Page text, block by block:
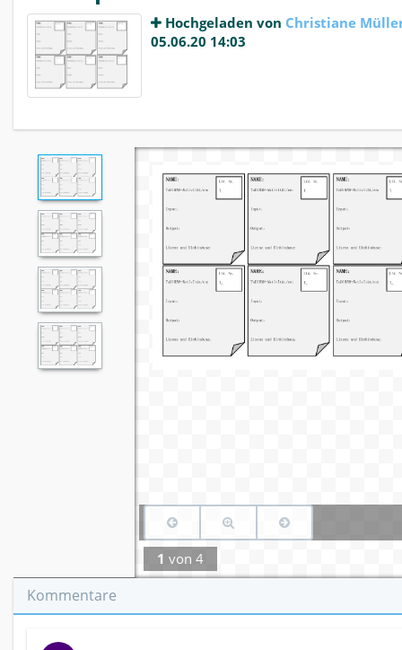
Hochgeladen von Christiane
05.06.20 14:03
1 von 4
Kommentare